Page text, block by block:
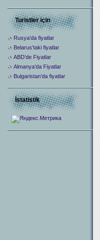
Turistler için
Rusya’da fiyatlar
Belarus’taki fiyatlar
ABD’de Fiyatlar
Almanya’da Fiyatlar
Bulgaristan’da fiyatlar
İstatistik